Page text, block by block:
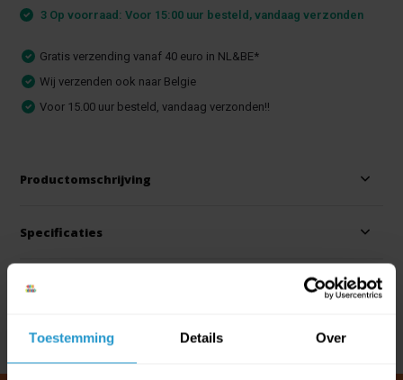
Toestemming Details Over
3 Op voorraad: Voor 15:00 uur besteld, vandaag verzonden
Gratis verzending vanaf 40 euro in NL&BE*
Wij verzenden ook naar Belgie
Voor 15.00 uur besteld, vandaag verzonden!!
Productomschrijving
Specificaties
Reviews
Delen